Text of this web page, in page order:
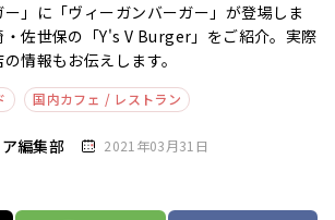
」に「ヴィーガンバーガー」が登場しま
・佐世保の「Y's V Burger」をご紹介。実際
情報もお伝えします。
国内カフェ / レストラン
編集部 2021年03月31日